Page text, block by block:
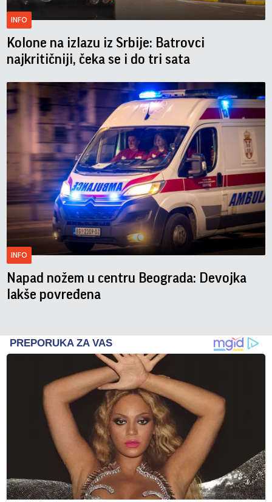
INFO
Kolone na izlazu iz Srbije: Batrovci
najkritičniji, čeka se i do tri sata
INFO
Napad nožem u centru Beograda: Devojka
lakše povređena